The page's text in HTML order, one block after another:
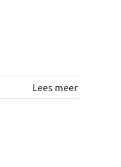
Lees meer